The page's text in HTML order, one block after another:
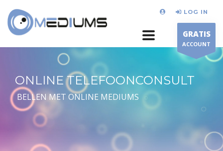
LOG IN
GRATIS
ACCOUNT
ONLINE TELEFOONCONSULT
BELLEN MET ONLINE MEDIUMS